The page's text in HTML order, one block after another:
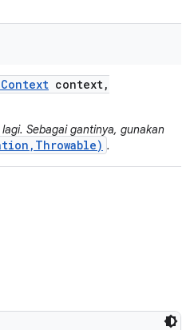
Context context,
Sebagai gantinya, gunakan
.